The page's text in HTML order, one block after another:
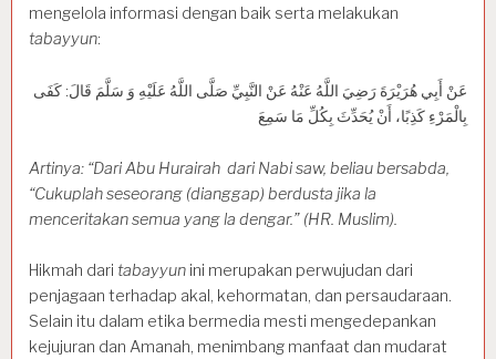
mengelola informasi dengan baik serta melakukan
tabayyun:
عَنْ أَبِي هُرَيْرَةَ رَضِيَ اللَّهُ عَنْهُ عَنْ النَّبِيِّ صَلَّى اللَّهُ عَلَيْهِ وَ سَلَّمَ قَالَ: كَفَى
بِالْمَرْءِ كَذِبًا، أَنْ يُحَدِّثَ بِكُلِّ مَا سَمِعَ
Artinya: “Dari Abu Hurairah dari Nabi saw, beliau bersabda,
“Cukuplah seseorang (dianggap) berdusta jika la
menceritakan semua yang la dengar.” (HR. Muslim).
Hikmah dari tabayyun ini merupakan perwujudan dari
penjagaan terhadap akal, kehormatan, dan persaudaraan.
Selain itu dalam etika bermedia mesti mengedepankan
kejujuran dan Amanah, menimbang manfaat dan mudarat